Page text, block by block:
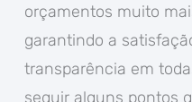
orçamentos muito
garantindo a
transparência em
seguir alguns pontos